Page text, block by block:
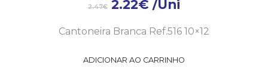
2.47€ 2.22€ /Uni
Cantoneira Branca Ref.516 10×12
ADICIONAR AO CARRINHO